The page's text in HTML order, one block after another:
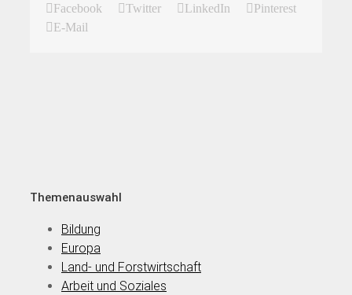
Facebook Twitter LinkedIn
Pinterest
E-Mail
Themenauswahl
Bildung
Europa
Land- und Forstwirtschaft
Arbeit und Soziales